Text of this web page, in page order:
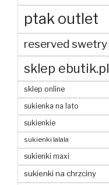
ptak outlet
reserved swetry
sklep ebutik.pl
sklep online
sukienka na lato
sukienkie
sukienki lalala
sukienki maxi
sukienki na chrzciny